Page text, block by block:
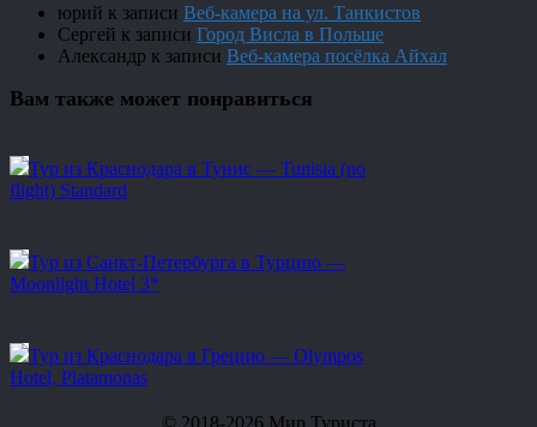
юрий к записи Веб-камера на ул. Танкистов
Сергей к записи Город Висла в Польше
Александр к записи Веб-камера посёлка Айхал
Вам также может понравиться
Тур из Краснодара в Тунис — Tunisia (no
flight) Standard
Тур из Санкт-Петербурга в Турцию —
Moonlight Hotel 3*
Тур из Краснодара в Грецию — Olympos
Hotel, Platamonas